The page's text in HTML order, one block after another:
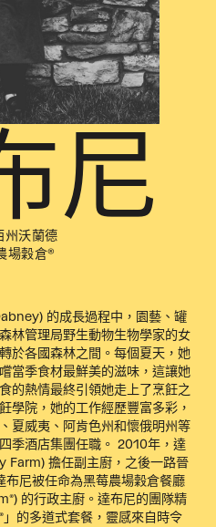
尼
州沃蘭德
場穀倉®
的成長過程中，園藝、罐
林管理局野生動物生物學家的女
於各國森林之間。每個夏天，她
當季食材最鮮美的滋味，這讓她
的熱情最終引領她走上了烹飪之
學院，她的工作經歷豐富多彩，
夏威夷、阿肯色州和懷俄明州等
季酒店集團任職。 2010年，達
Farm) 擔任副主廚，之後一路晉
尼被任命為黑莓農場穀倉餐廳
的行政主廚。達布尼的團隊精
的多道式套餐，靈感來自時令